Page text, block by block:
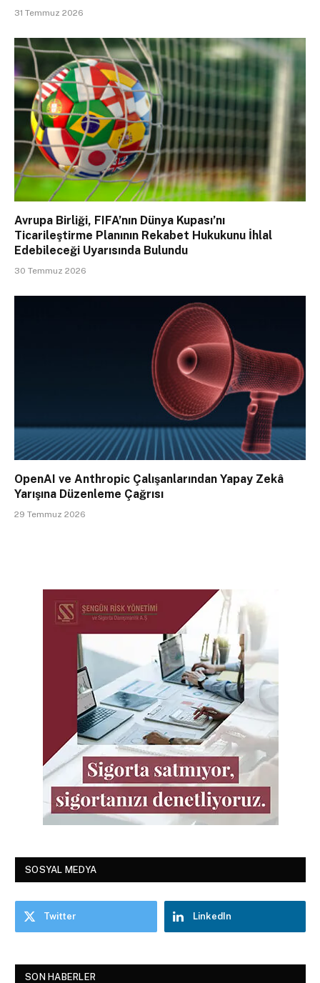
31 Temmuz 2026
Avrupa Birliği, FIFA’nın Dünya Kupası’nı
Ticarileştirme Planının Rekabet Hukukunu İhlal
Edebileceği Uyarısında Bulundu
30 Temmuz 2026
OpenAI ve Anthropic Çalışanlarından Yapay Zekâ
Yarışına Düzenleme Çağrısı
29 Temmuz 2026
SOSYAL MEDYA
Twitter LinkedIn
SON HABERLER